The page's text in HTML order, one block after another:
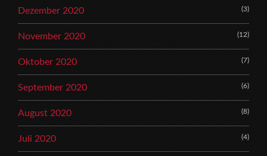
Dezember 2020 (3)
November 2020 (12)
Oktober 2020 (7)
September 2020 (6)
August 2020 (8)
Juli 2020 (4)